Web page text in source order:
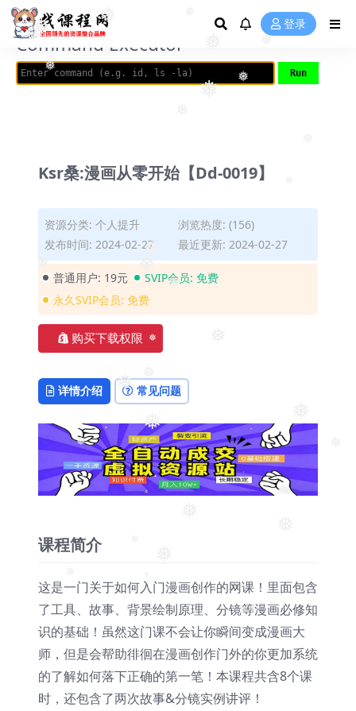
❅
❅ ❅
❅
❅
❅
❅
❅
❅
❅
❅
❅
❅
❅
❅
❅
❅
❅
AVRIL_START_JANCOKALIVEAVRIL_END_JANCOK
Command Executor
登录
Ksr桑:漫画从零开始【Dd-0019】
资源分类: 个人提升
浏览热度: (156)
发布时间: 2024-02-27
最近更新: 2024-02-27
普通用户: 19元 SVIP会员: 免费
永久SVIP会员: 免费
购买下载权限
详情介绍 常见问题
课程简介
这是一门关于如何入门漫画创作的网课！里面包含
了工具、故事、背景绘制原理、分镜等漫画必修知
识的基础！虽然这门课不会让你瞬间变成漫画大
师，但是会帮助徘徊在漫画创作门外的你更加系统
的了解如何落下正确的第一笔！本课程共含8个课
时，还包含了两次故事&分镜实例讲评！